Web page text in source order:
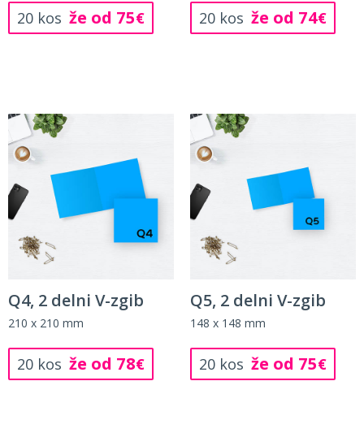
20 kos že od 75€ 20 kos že od 74€
Q4, 2 delni V-zgib
210 x 210 mm
20 kos že od 78€
Q5, 2 delni V-zgib
148 x 148 mm
20 kos že od 75€